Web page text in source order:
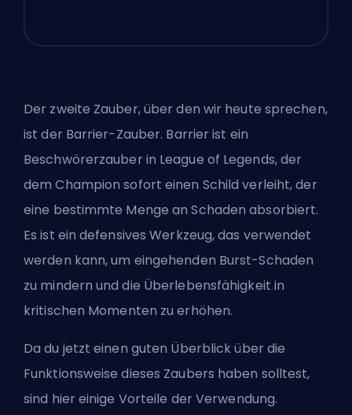
Der zweite Zauber, über den wir heute sprechen,
ist der Barrier-Zauber. Barrier ist ein
Beschwörerzauber in League of Legends, der
dem Champion sofort einen Schild verleiht, der
eine bestimmte Menge an Schaden absorbiert.
Es ist ein defensives Werkzeug, das verwendet
werden kann, um eingehenden Burst-Schaden
zu mindern und die Überlebensfähigkeit in
kritischen Momenten zu erhöhen.
Da du jetzt einen guten Überblick über die
Funktionsweise dieses Zaubers haben solltest,
sind hier einige Vorteile der Verwendung.